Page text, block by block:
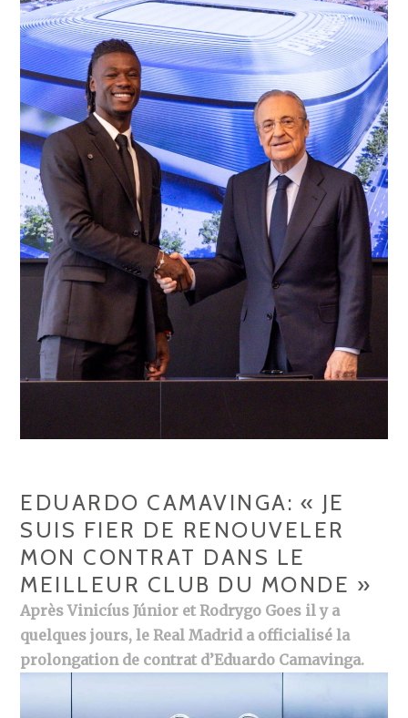
EDUARDO CAMAVINGA: « JE
SUIS FIER DE RENOUVELER
MON CONTRAT DANS LE
MEILLEUR CLUB DU MONDE »
Après Vinicíus Júnior et Rodrygo Goes il y a
quelques jours, le Real Madrid a officialisé la
prolongation de contrat d’Eduardo Camavinga.